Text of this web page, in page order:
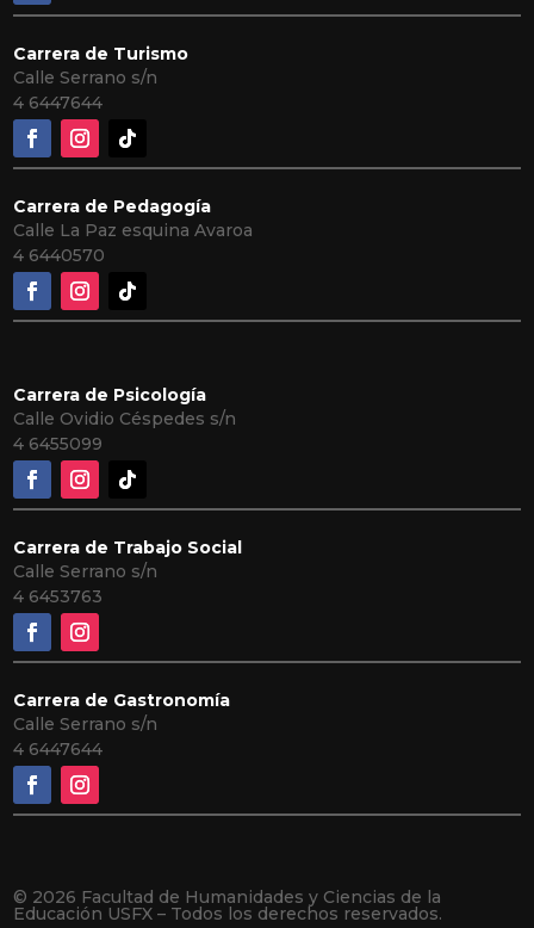
Carrera de Turismo
Calle Serrano s/n
4 6447644
Carrera de Pedagogía
Calle La Paz esquina Avaroa
4 6440570
Carrera de Psicología
Calle Ovidio Céspedes s/n
4 6455099
Carrera de Trabajo Social
Calle Serrano s/n
4 6453763
Carrera de Gastronomía
Calle Serrano s/n
4 6447644
© 2026 Facultad de Humanidades y Ciencias de la
Educación USFX – Todos los derechos reservados.